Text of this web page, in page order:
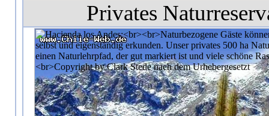
Privates